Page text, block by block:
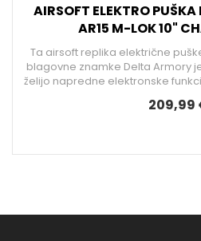
AIRSOFT ELEKTRO
AR15 M-LOK 10"
Ta airsoft replika električne
blagovne znamke Delta Armory
želijo napredne elektronske
209,99